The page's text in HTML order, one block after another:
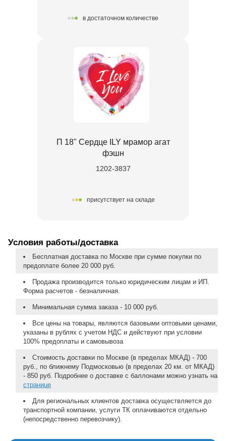
в достаточном количестве
П 18" Сердце ILY мрамор агат
фэшн
1202-3837
присутствует на складе
Условия работы/доставка
Бесплатная доставка по Москве при сумме покупки по
предоплате более 20 000 руб.
Продажа производится только юридическим лицам и ИП.
Форма расчетов - безналичная.
Минимальная сумма заказа - 10 000 руб.
Все цены на товары, являются базовыми оптовыми ценами,
указаны в рублях с учетом НДС и действуют при условии
100% предоплаты и самовывоза
Стоимость доставки по Москве (в пределах МКАД) - 700
руб., по ближнему Подмосковью (в пределах 20 км. от МКАД)
- 850 руб. Подробнее о доставке с баллонами можно узнать на
странице
Для региональных клиентов доставка осуществляется до
транспортной компании, услуги ТК оплачиваются отдельно
(непосредственно перевозчику).